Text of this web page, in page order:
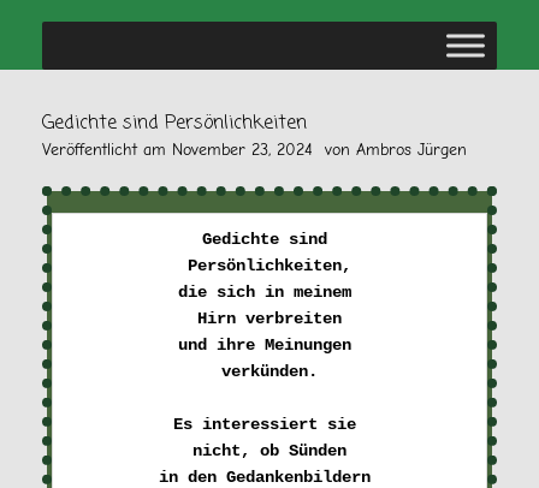
Gedichte sind Persönlichkeiten
Veröffentlicht am November 23, 2024 von Ambros Jürgen
Gedichte sind
Persönlichkeiten,
die sich in meinem
Hirn verbreiten
und ihre Meinungen
verkünden.
Es interessiert sie
nicht, ob Sünden
in den Gedankenbildern